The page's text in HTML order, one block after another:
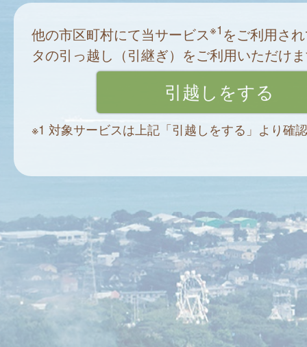
他の市区町村にて当サービス※1 をご利用さ
タの引っ越し（引継ぎ）をご利用いただけ
※1 対象サービスは上記「引越しをする」より確